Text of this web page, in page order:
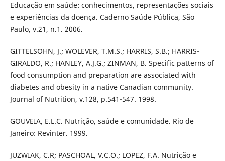
Educação em saúde: conhecimentos, representações sociais
e experiências da doença. Caderno Saúde Pública, São
Paulo, v.21, n.1. 2006.
GITTELSOHN, J.; WOLEVER, T.M.S.; HARRIS, S.B.; HARRIS-
GIRALDO, R.; HANLEY, A.J.G.; ZINMAN, B. Specific patterns of
food consumption and preparation are associated with
diabetes and obesity in a native Canadian community.
Journal of Nutrition, v.128, p.541-547. 1998.
GOUVEIA, E.L.C. Nutrição, saúde e comunidade. Rio de
Janeiro: Revinter. 1999.
JUZWIAK, C.R; PASCHOAL, V.C.O.; LOPEZ, F.A. Nutrição e